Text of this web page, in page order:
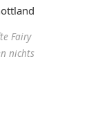
Fairy
nichts